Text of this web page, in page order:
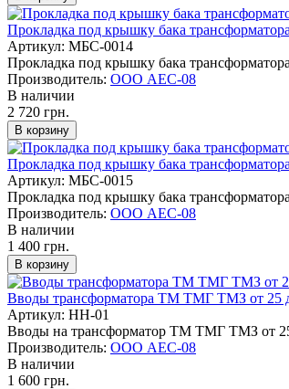
Прокладка под крышку бака
Артикул: МБС-0014
Прокладка под крышку бака
Производитель: ООО АЕС-08
В наличии
2 720 грн.
Прокладка под крышку бака
Артикул: МБС-0015
Прокладка под крышку бака
Производитель: ООО АЕС-08
В наличии
1 400 грн.
Вводы трансформатора ТМ ТМГ ТМЗ от 25
Артикул: НН-01
Вводы на трансформатор ТМ ТМГ ТМЗ от
Производитель: ООО АЕС-08
В наличии
1 600 грн.